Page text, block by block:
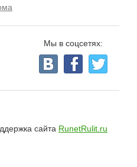
Мы в соцсетях:
сайта RunetRulit.ru